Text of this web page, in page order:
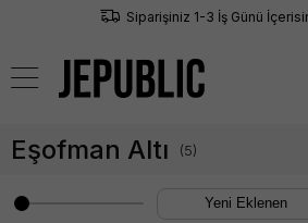
Siparişiniz 1-3 İş Günü
Eşofman Altı (5)